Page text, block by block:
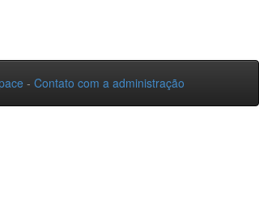
- Contato com a administração